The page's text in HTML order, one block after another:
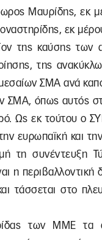
Μαυρίδης, εκ
εκ
της καύσης των
της
ΣΜΑ ανά
ΣΜΑ, όπως αυτός
Ως εκ τούτου ο
ευρωπαϊκή και
τη συνέντευξη
η περιβαλλοντική
τάσσεται στο
των ΜΜΕ τα